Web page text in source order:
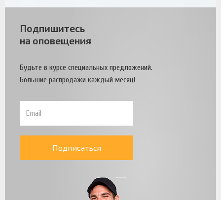
Подпишитесь
на оповещения
Будьте в курсе специальных предложений.
Большие распродажи каждый месяц!
Подписаться